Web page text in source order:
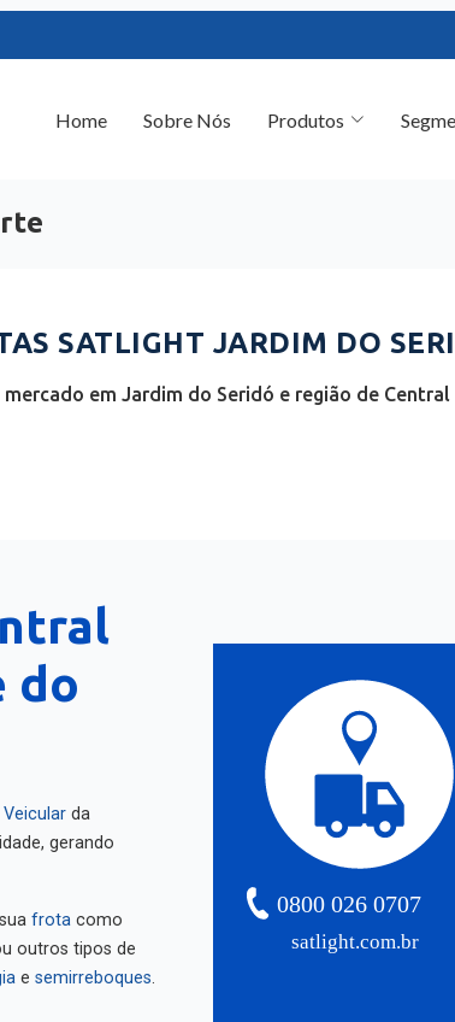
SATLIGHT JARDIM DO
em Jardim do Seridó e região de Central
do
da
gerando
frota como
outros tipos de
e semirreboques
satlight.com.br
0800 026 0707